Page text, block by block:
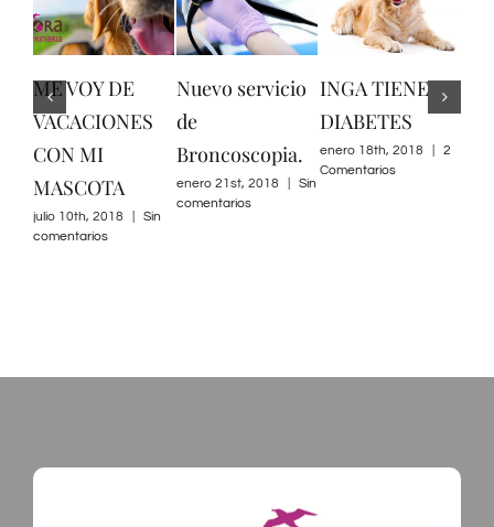
Sin
Nuevo servicio
de
Broncoscopia.
enero 21st, 2018 |
Sin
INGA TIENE
enero 18th, 2018 |
2
Comentarios
Y EMBARAZO.
enero 16th, 2018
comentarios